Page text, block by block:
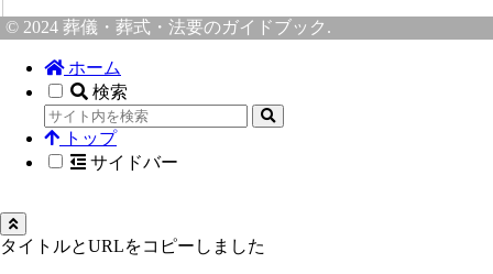
© 2024 葬儀・葬式・法要のガイドブック.
ホーム
検索
トップ
サイドバー
タイトルとURLをコピーしました